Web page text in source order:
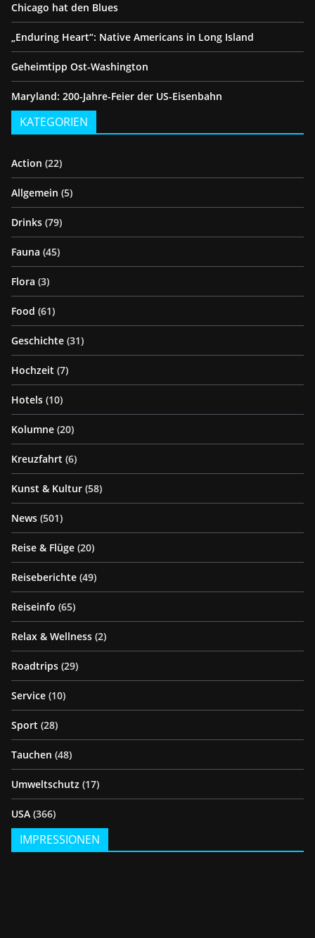
Chicago hat den Blues
„Enduring Heart“: Native Americans in Long Island
Geheimtipp Ost-Washington
Maryland: 200-Jahre-Feier der US-Eisenbahn
KATEGORIEN
Action (22)
Allgemein (5)
Drinks (79)
Fauna (45)
Flora (3)
Food (61)
Geschichte (31)
Hochzeit (7)
Hotels (10)
Kolumne (20)
Kreuzfahrt (6)
Kunst & Kultur (58)
News (501)
Reise & Flüge (20)
Reiseberichte (49)
Reiseinfo (65)
Relax & Wellness (2)
Roadtrips (29)
Service (10)
Sport (28)
Tauchen (48)
Umweltschutz (17)
USA (366)
IMPRESSIONEN